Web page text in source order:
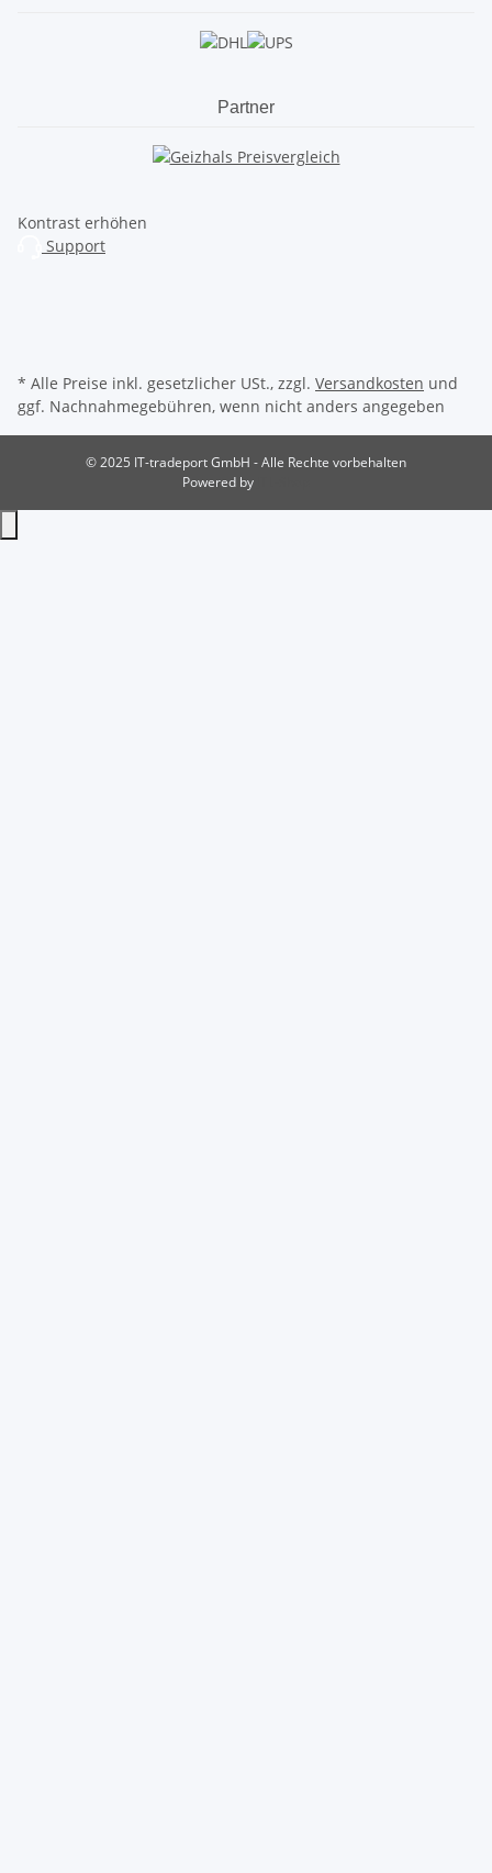
Partner
Kontrast erhöhen
Support
* Alle Preise inkl. gesetzlicher USt., zzgl. Versandkosten und
ggf. Nachnahmegebühren, wenn nicht anders angegeben
© 2025 IT-tradeport GmbH - Alle Rechte vorbehalten
Powered by